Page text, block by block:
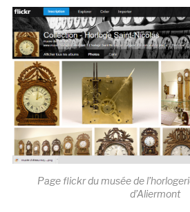
Page flickr du musée de
d’Aliermont